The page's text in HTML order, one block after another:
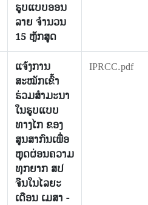
ຮູບແບບອອນ
ລາຍ ຈຳນວນ
15 ຫຼັກສູດ
ແຈ້ງການ
ສະໝັກເຂົ້າ
ຮ່ວມສຳມະນາ
ໃນຮູບແບບ
ທາງໄກ ຂອງ
ສູນສາກົນເພື່ອ
ຫຼຸດຜ່ອນຄວາມ
ທຸກຍາກ ສປ
ຈີນໃນໄລຍະ
ເດືອນ ເມສາ -
IPRCC.pdf